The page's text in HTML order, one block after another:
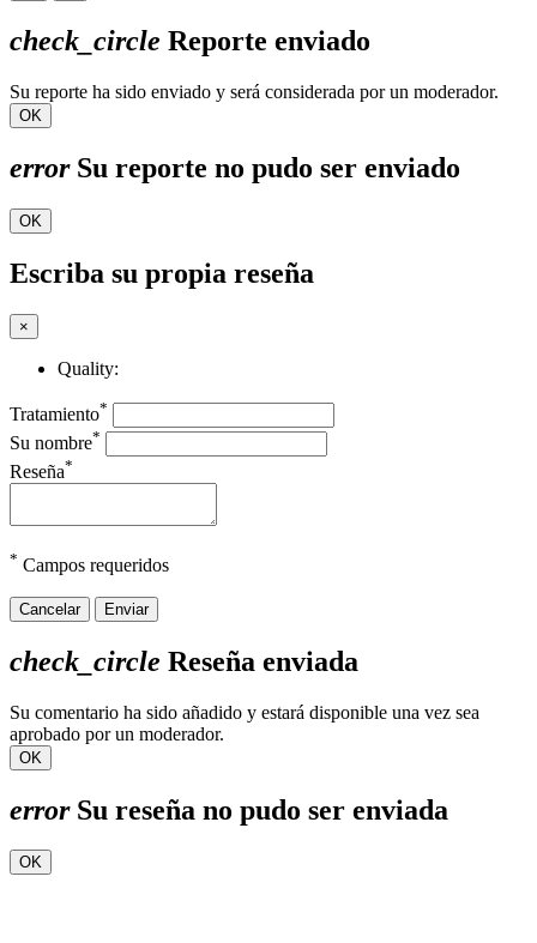
check_circle Reporte enviado
Su reporte ha sido enviado y será considerada por un moderador.
OK
errorSu reporte no pudo ser enviado
OK
Escriba su propia reseña
×
Quality:
Tratamiento*
Su nombre*
Reseña*
* Campos requeridos
Cancelar Enviar
check_circle Reseña enviada
Su comentario ha sido añadido y estará disponible una vez sea
aprobado por un moderador.
OK
errorSu reseña no pudo ser enviada
OK